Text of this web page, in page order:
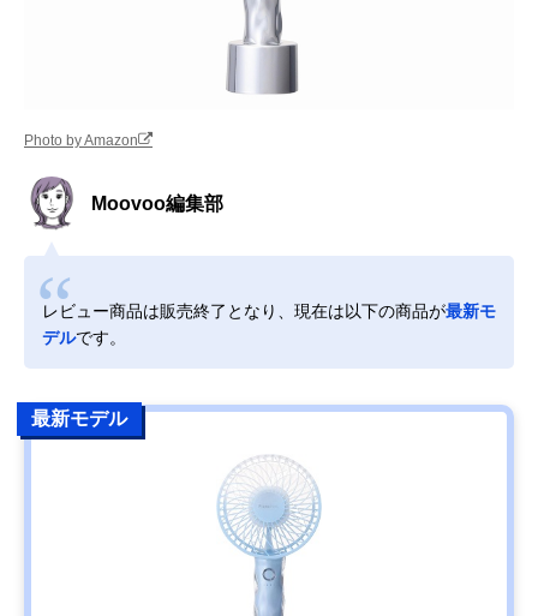
Photo by Amazon
Moovoo編集部
レビュー商品は販売終了となり、現在は以下の商品が最新モ
デルです。
最新モデル